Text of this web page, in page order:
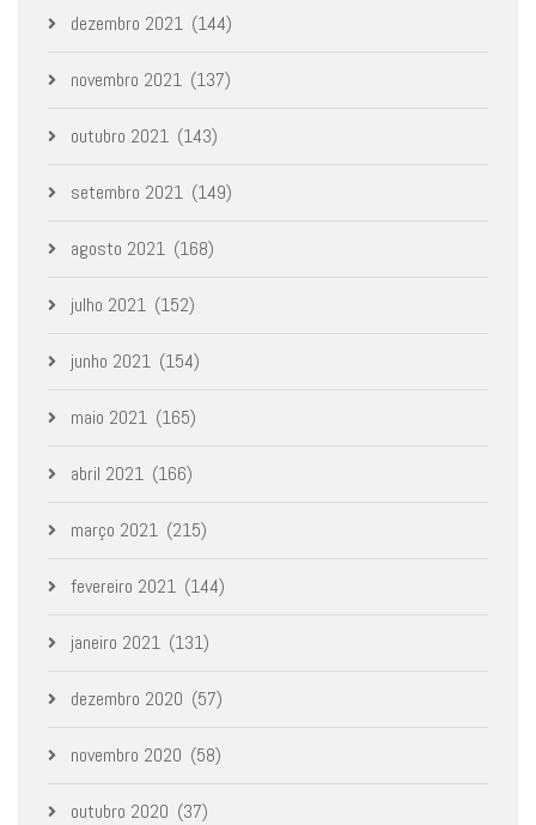
dezembro 2021 (144)
novembro 2021 (137)
outubro 2021 (143)
setembro 2021 (149)
agosto 2021 (168)
julho 2021 (152)
junho 2021 (154)
maio 2021 (165)
abril 2021 (166)
março 2021 (215)
fevereiro 2021 (144)
janeiro 2021 (131)
dezembro 2020 (57)
novembro 2020 (58)
outubro 2020 (37)